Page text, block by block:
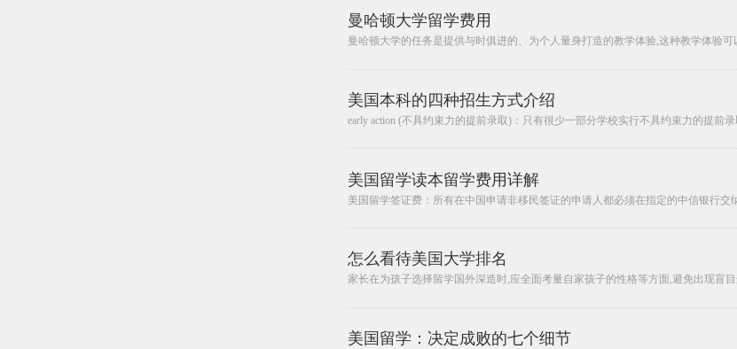
曼哈顿大学留学费用
曼哈顿大学的任务是提供与时俱进的、为个人量身打造的教学体验,这种教学体验
美国本科的四种招生方式介绍
early action (不具约束力的提前录取)：只有很少一部分学校实行不具约束力的提前
美国留学读本留学费用详解
美国留学签证费：所有在中国申请非移民签证的申请人都必须在指定的中信银行交
怎么看待美国大学排名
家长在为孩子选择留学国外深造时,应全面考量自家孩子的性格等方面,避免出现盲
美国留学：决定成败的七个细节